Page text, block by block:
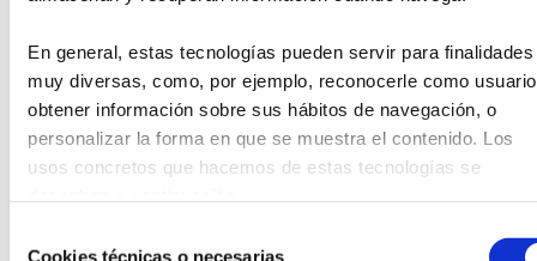
En general, estas tecnologías pueden servir para finalidades
muy diversas, como, por ejemplo, reconocerle como
obtener información sobre sus hábitos de navegación, o
personalizar la forma en que se muestra el contenido. Los
usos concretos que hacemos de estas tecnologías se
Cookies técnicas o necesarias
Precisión y su aplicación en la clínica, así como el papel que
tiene la Inteligencia Artificial como herramienta para su
implementación en la clínica.
Desde la Fundación Instituto Roche somos conscientes de